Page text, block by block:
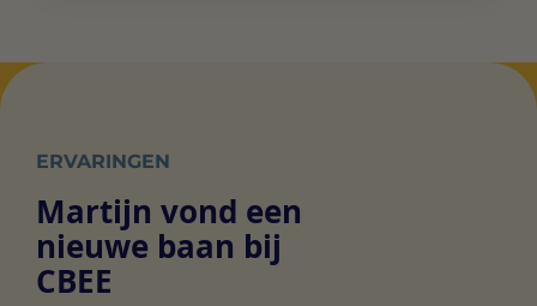
ERVARINGEN
Martijn vond een
nieuwe baan bij
CBEE